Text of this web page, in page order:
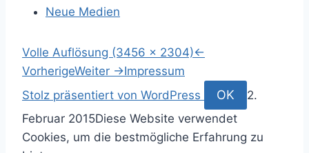
Neue Medien
S
p
r
n
g
Volle Auflösung (3456 × 2304)←
VorherigeWeiter →Impressum
Stolz präsentiert von WordPress
OK
S
u
h
2.
Februar 2015Diese Website verwendet
Cookies, um die bestmögliche Erfahrung zu